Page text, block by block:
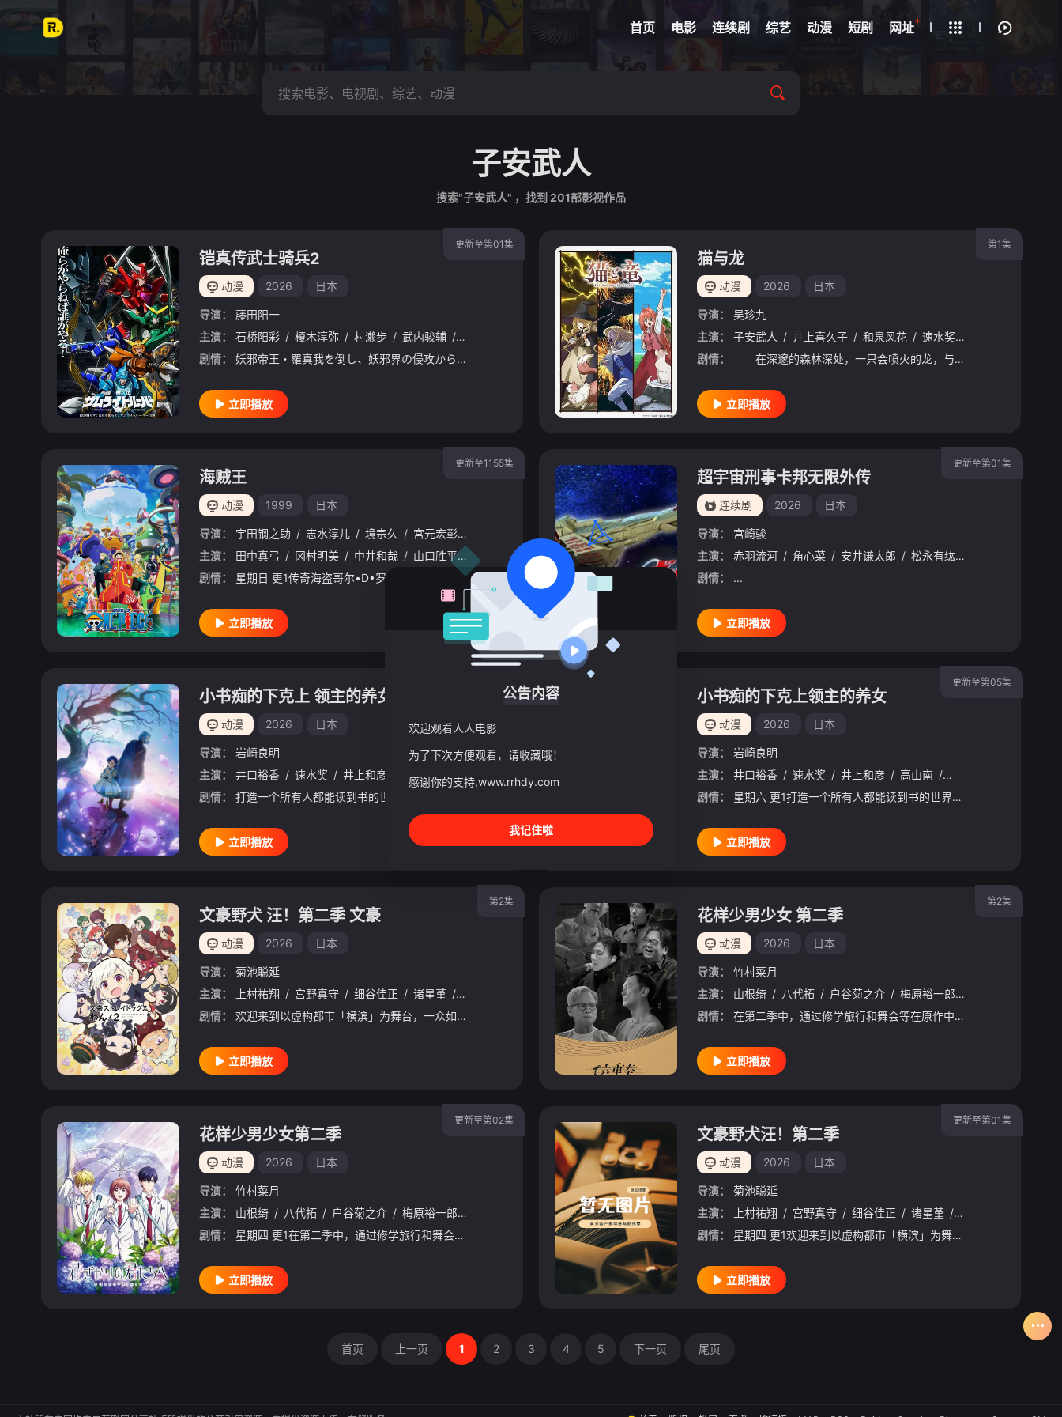
首页 电影 连续剧 综艺 动漫 短剧 网址+
网球 脑洞悬疑
子安武人
搜索"子安武人" ，找到 201部影视作品
更新至第01集
铠真传武士骑兵2
动漫 2026 日本
导演：
藤田阳一
主演：
石桥阳彩 / 榎木淳弥 / 村濑步 / 武内骏辅 / 熊谷健太郎 增田俊树 / 木下纱华 / Lynn 下野纮 草尾毅 野岛裕史 / 置鲇龙太郎 / 佐佐木望
剧情：
妖邪帝王・羅真我を倒し、妖邪界の侵攻から東京を救って 3 ヶ月――。 &n
立即播放
第1集
猫与龙
动漫 2026 日本
导演：
吴珍九
主演：
子安武人 / 井上喜久子 / 和泉风花 / 速水奖 /
剧情：
在深邃的森林深处，一只会喷火的龙，与一群能操纵魔法的猫咪一同生活着。 这只在出生前便失去亲生父母的龙，被一只偶然相遇的母猫抚养长大。对猫咪们而言，它只是只能在天空飞翔、会吐出火焰的「有点特别的
立即播放
更新至1155集
海贼王
动漫 1999 日本
导演： 宇田钢之助 / 志水淳儿 / 境宗久 / 宮元宏彰 / 山内重保 / 大塚隆史 / 贝泽幸男
主演：
田中真弓 / 冈村明美 / 中井和哉 / 山口胜平 / 平田广明 大谷育江 / 山口由里子 / 矢尾一树 / 长岛雄一 / 池田秀一 / 古川登志夫 / 古谷彻 / 大塚周夫
剧情：
立即播放
更新至第01集
超宇宙刑事卡邦无限外传
连续剧 2026 日本
导演：
宫崎骏
主演：
赤羽流河 / 角心菜 / 安井谦太郎 / 松永有纮 /
剧情：
...
立即播放
小书痴的下克上 领主的养女
动漫 2026 日本
导演：
岩崎良明
主演：
井口裕香 / 速水奖 / 井上和彦 高山南 / 寺崎裕香 森川智之 / 濑户麻沙美 / 东山奈央 / 子安武人 / 前野智昭 /
剧情：
立即播放
更新至第05集
小书痴的下克上领主的养女
动漫 2026 日本
导演：
岩崎良明
主演：
井口裕香 / 速水奖 / 井上和彦 / 高山南 / 寺崎裕香
剧情：
星期六 更1打造一个所有人都能读到书的世界成为神殿的青衣见习巫女的梅茵，和路兹、多莉以及孤儿院的孩子们一起制作了儿童用的圣典绘本。对书本的热情有增无减的梅茵，赋予了约翰与海蒂"古腾堡&quo
立即播放
第2集
文豪野犬 汪！第二季 文豪
动漫 2026 日本
导演：
菊池聪延
主演：
上村祐翔 / 宫野真守 / 细谷佳正 / 诸星堇 / 小野贤章 / 樱井孝宏 / 花泽香菜 森川智之 / 植田佳奈 / 石田彰 / 子安武人 / 千叶翔也
剧情：
欢迎来到以虚构都市「横滨」为舞台，一众如同疯跑乱咬、四处乱窜的迷途犬们，热热闹闹、鸡飞狗跳的日常世界！依旧针锋相对、冲突不断的两方，是专接棘手麻烦案件的侦探事务所武装侦探社，以及盘踞港口地盘的犯罪组织
立即播放
第2集
花样少男少女 第二季
动漫 2026 日本
导演：
竹村菜月
主演：
山根绮 / 八代拓 / 户谷菊之介 / 梅原裕一郎 /
剧情：
在第二季中，通过修学旅行和舞会等在原作中广受欢迎的篇章，细腻地描绘了瑞稀、佐野、中津三人之间的情感发展。此外，佐野的弟弟·森，以及身为专业摄影师、梅田的后辈·原秋叶等角色也将登场，瑞稀的日常生活变得更
立即播放
更新至第02集
花样少男少女第二季
动漫 2026 日本
导演：
竹村菜月
主演：
山根绮 / 八代拓 / 户谷菊之介 / 梅原裕一郎 / 川岛零士 / 内山昂辉 / 驹田航 古屋亚南 / 日野聪 / 水中雅章 / 榎木淳弥 / 子安武人
剧情：
星期四 更1在第二季中，通过修学旅行和舞会等在原作中广受欢迎的篇章，细腻地描绘了瑞稀、佐野、中津三人之间的情感发展。此外，佐野的弟弟·森，以及身为专业摄影师、梅田的后辈·原秋叶等角色也将登场，瑞稀的日
立即播放
更新至第01集
文豪野犬汪！第二季
动漫 2026 日本
导演：
菊池聪延
主演：
上村祐翔 / 宫野真守 / 细谷佳正 / 诸星堇 / 小野贤章
剧情：
星期四 更1欢迎来到以虚构都市「横滨」为舞台，一众如同疯跑乱咬、四处乱窜的迷途犬们，热热闹闹、鸡飞狗跳的日常世界！
立即播放
首页 上一页 1 2 3 4 5 下一页 尾页
公告内容
欢迎观看人人电影
为了下次方便观看，请收藏哦！
感谢你的支持,www.rrhdy.com
我记住啦